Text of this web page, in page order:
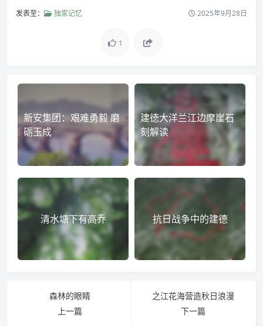
发表至： 独家记忆 2025年9月28日
1
新安集团：艰难勇毅 磨
砺玉成
建徳大洋兰江边摩崖石
刻解读
清水塘下有高乔 抗日战争中的建德
森林的眼睛
上一篇
之江花海营造秋日浪漫
下一篇